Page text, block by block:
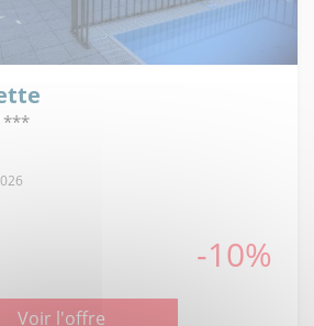
***
-10%
Voir l'offre